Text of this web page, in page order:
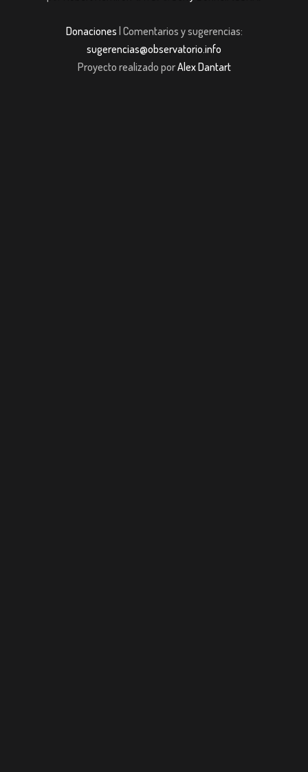
Donaciones | Comentarios y sugerencias:
sugerencias@observatorio.info
Proyecto realizado porAlex Dantart